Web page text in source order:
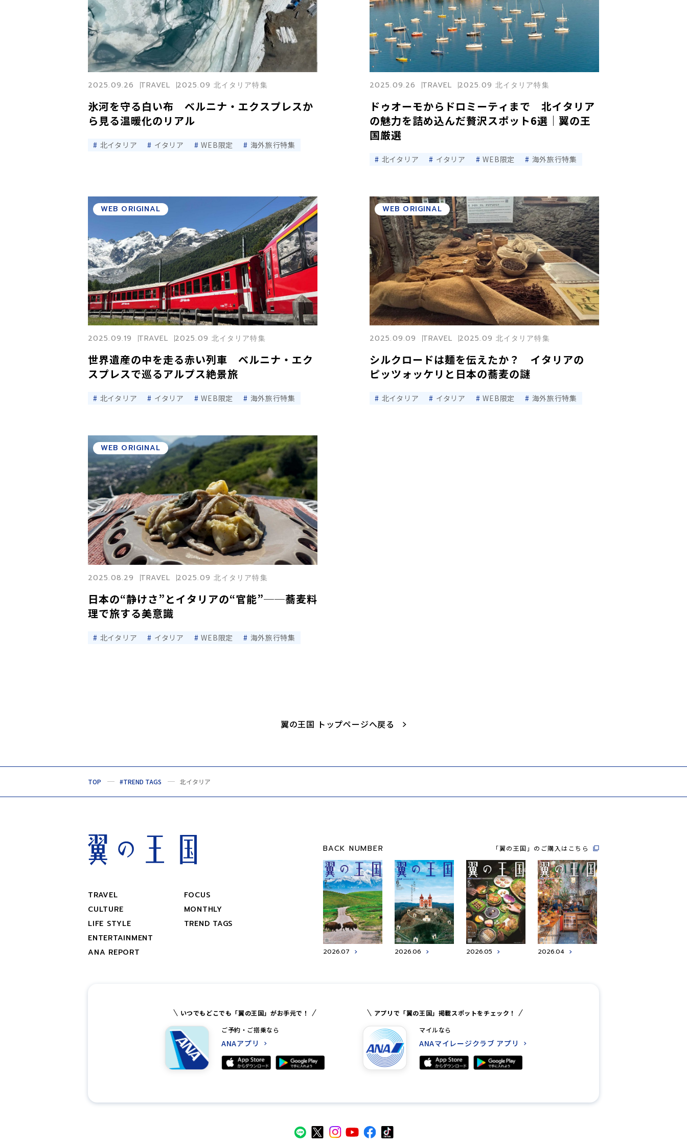
氷河を守る白い布 ベルニナ・エクスプレスか
ら見る温暖化のリアル
2025.09.26 TRAVEL 2025.09 北イタリア特集
北イタリア イタリア WEB限定 海外旅行特集
ドゥオーモからドロミーティまで 北イタリア
の魅力を詰め込んだ贅沢スポット6選｜翼の王
国厳選
2025.09.26 TRAVEL 2025.09 北イタリア特集
北イタリア イタリア WEB限定 海外旅行特集
世界遺産の中を走る赤い列車 ベルニナ・エク
スプレスで巡るアルプス絶景旅
2025.09.19 TRAVEL 2025.09 北イタリア特集
WEB ORIGINAL
北イタリア イタリア WEB限定 海外旅行特集
シルクロードは麺を伝えたか？ イタリアの
ピッツォッケリと日本の蕎麦の謎
2025.09.09 TRAVEL 2025.09 北イタリア特集
WEB ORIGINAL
北イタリア イタリア WEB限定 海外旅行特集
日本の“静けさ”とイタリアの“官能”──蕎麦料
理で旅する美意識
2025.08.29 TRAVEL 2025.09 北イタリア特集
WEB ORIGINAL
北イタリア イタリア WEB限定 海外旅行特集
翼の王国 トップページへ戻る
TOP #TREND TAGS 北イタリア
TRAVEL
CULTURE
LIFE STYLE
ENTERTAINMENT
ANA REPORT
FOCUS
MONTHLY
TREND TAGS
BACK NUMBER
2026.07 2026.06 2026.05 2026.04
「翼の王国」のご購入はこちら
いつでもどこでも「翼の王国」がお手元で！
ご予約・ご搭乗なら
ANAアプリ
アプリで「翼の王国」掲載スポットをチェック！
マイルなら
ANAマイレージクラブ アプリ